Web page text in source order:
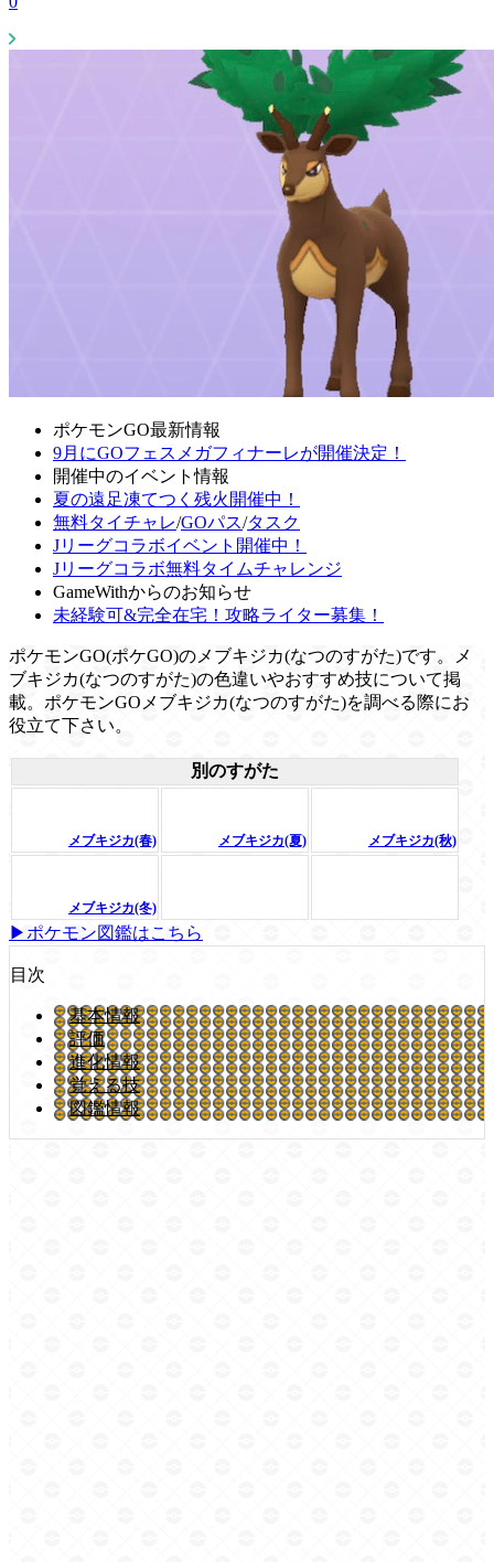
ポケモンGO最新情報
9月にGOフェスメガフィナーレが開催決定！
開催中のイベント情報
夏の遠足凍てつく残火開催中！
無料タイチャレ/GOパス/タスク
Jリーグコラボイベント開催中！
Jリーグコラボ無料タイムチャレンジ
GameWithからのお知らせ
未経験可&完全在宅！攻略ライター募集！
ポケモンGO(ポケGO)のメブキジカ(なつのすがた)です。メ
ブキジカ(なつのすがた)の色違いやおすすめ技について掲
載。ポケモンGOメブキジカ(なつのすがた)を調べる際にお
役立て下さい。
別のすがた
メブキジカ(春) メブキジカ(夏) メブキジカ(秋)
メブキジカ(冬)
▶ポケモン図鑑はこちら
目次
基本情報
評価
進化情報
覚える技
図鑑情報